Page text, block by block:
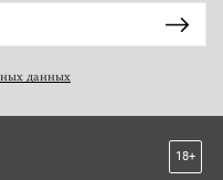
данных
18+